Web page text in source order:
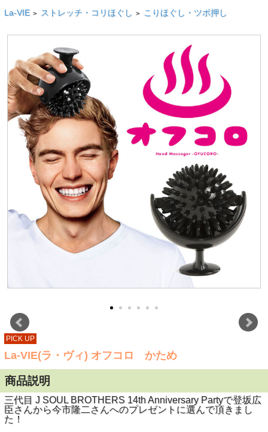
La-VIE > ストレッチ・コリほぐし > こりほぐし・ツボ押し
PICK UP
La-VIE(ラ・ヴィ) オフコロ かため
商品説明
三代目 J SOUL BROTHERS 14th Anniversary Partyで登坂広
臣さんから今市隆二さんへのプレゼントに選んで頂きまし
た！